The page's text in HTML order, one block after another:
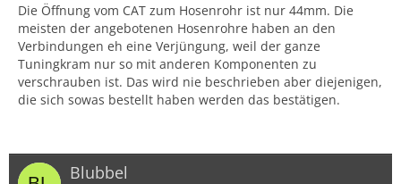
Die Öffnung vom CAT zum Hosenrohr ist nur 44mm. Die
meisten der angebotenen Hosenrohre haben an den
Verbindungen eh eine Verjüngung, weil der ganze
Tuningkram nur so mit anderen Komponenten zu
verschrauben ist. Das wird nie beschrieben aber diejenigen,
die sich sowas bestellt haben werden das bestätigen.
Blubbel